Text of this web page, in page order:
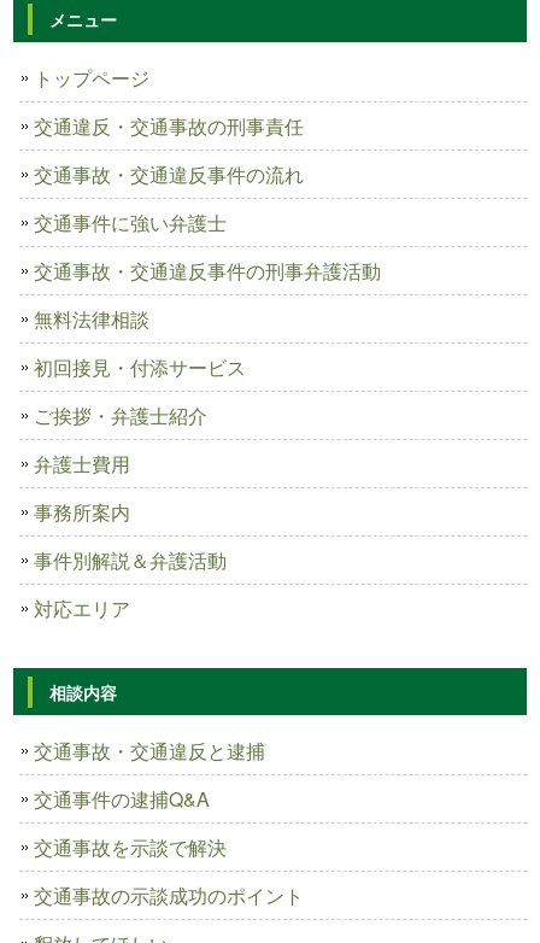
メニュー
トップページ
交通違反・交通事故の刑事責任
交通事故・交通違反事件の流れ
交通事件に強い弁護士
交通事故・交通違反事件の刑事弁護活動
無料法律相談
初回接見・付添サービス
ご挨拶・弁護士紹介
弁護士費用
事務所案内
事件別解説＆弁護活動
対応エリア
相談内容
交通事故・交通違反と逮捕
交通事件の逮捕Q&A
交通事故を示談で解決
交通事故の示談成功のポイント